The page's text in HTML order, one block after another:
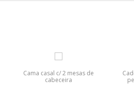
Cama casal c/ 2 mesas de
cabeceira